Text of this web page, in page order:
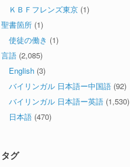
ＫＢＦフレンズ東京 (1)
聖書箇所 (1)
使徒の働き (1)
言語 (2,085)
English (3)
バイリンガル 日本語ー中国語 (92)
バイリンガル 日本語ー英語 (1,530)
日本語 (470)
タグ